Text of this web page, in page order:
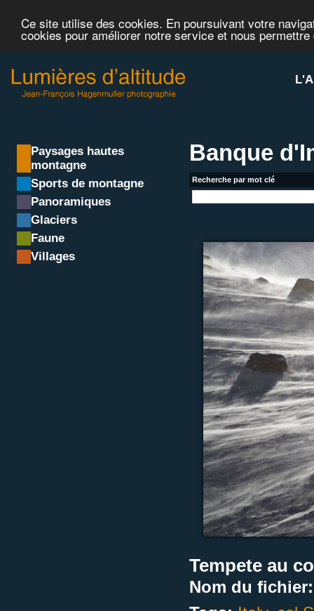
Ce site utilise des cookies. En poursuivant votre
cookies pour améliorer notre service et nous
Paysages hautes
montagne
Sports de montagne
Panoramiques
Glaciers
Faune
Villages
Banque
Recherche par mot clé
Tempete au
Nom du fichier: